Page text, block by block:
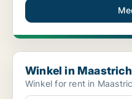
Winkel in Maastricht, Limburg
Winkel in
Winkel for rent in